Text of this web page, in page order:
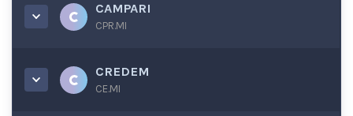
CAMPARI
CPR.MI
CREDEM
CE.MI